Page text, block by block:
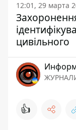
12:01, 29 марта
цивільного
👍